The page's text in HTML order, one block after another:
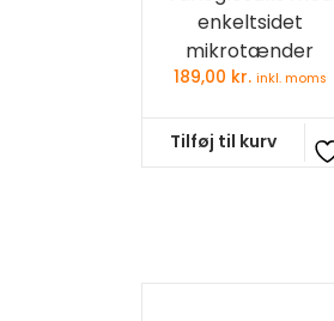
enkeltsidet
mikrotænder
189,00 kr. inkl. moms
Tilføj til kurv